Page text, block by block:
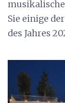
Sie einige
des Jahres